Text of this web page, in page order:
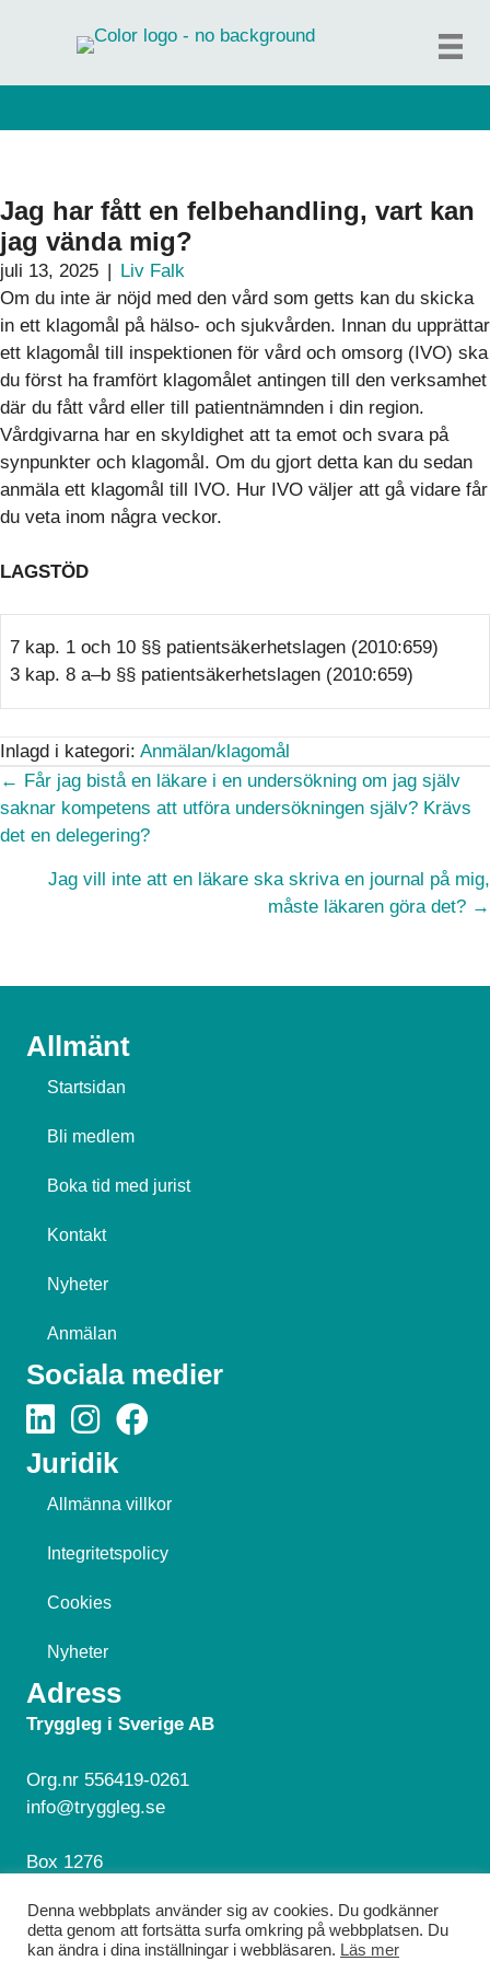
Jag har fått en felbehandling, vart kan
jag vända mig?
juli 13, 2025 | Liv Falk
Om du inte är nöjd med den vård som getts kan du skicka
in ett klagomål på hälso- och sjukvården. Innan du upprättar
ett klagomål till inspektionen för vård och omsorg (IVO) ska
du först ha framfört klagomålet antingen till den verksamhet
där du fått vård eller till patientnämnden i din region.
Vårdgivarna har en skyldighet att ta emot och svara på
synpunkter och klagomål. Om du gjort detta kan du sedan
anmäla ett klagomål till IVO. Hur IVO väljer att gå vidare får
du veta inom några veckor.
LAGSTÖD
7 kap. 1 och 10 §§ patientsäkerhetslagen (2010:659)
3 kap. 8 a–b §§ patientsäkerhetslagen (2010:659)
Inlagd i kategori: Anmälan/klagomål
Posts
navigation
← Får jag bistå en läkare i en undersökning om jag själv
saknar kompetens att utföra undersökningen själv? Krävs
det en delegering?
Jag vill inte att en läkare ska skriva en journal på mig,
måste läkaren göra det? →
Allmänt
Startsidan
Bli medlem
Boka tid med jurist
Kontakt
Nyheter
Anmälan
Sociala medier
Juridik
Allmänna villkor
Integritetspolicy
Cookies
Nyheter
Adress
Tryggleg i Sverige AB
Org.nr 556419-0261
info@tryggleg.se
Box 1276
Hör av dig!
Denna webbplats använder sig av cookies. Du godkänner
detta genom att fortsätta surfa omkring på webbplatsen. Du
kan ändra i dina inställningar i webbläsaren. Läs mer